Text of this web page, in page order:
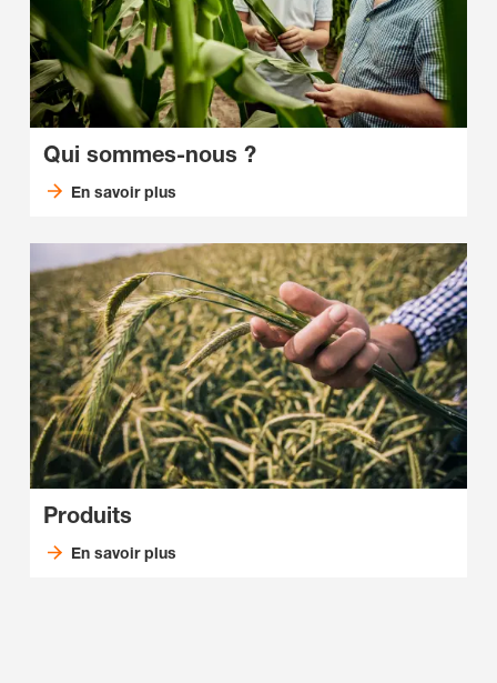
Qui sommes-nous ?
En savoir plus
Produits
En savoir plus